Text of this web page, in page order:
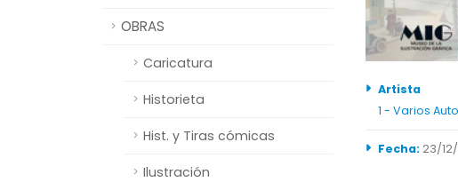
OBRAS
Caricatura
Historieta
Hist. y Tiras cómicas
Ilustración
Artista
1 - Varios
Fecha: 23/